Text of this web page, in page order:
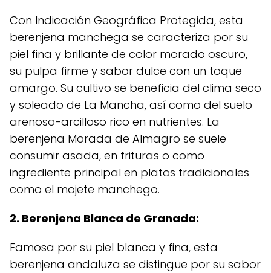
Con Indicación Geográfica Protegida, esta
berenjena manchega se caracteriza por su
piel fina y brillante de color morado oscuro,
su pulpa firme y sabor dulce con un toque
amargo. Su cultivo se beneficia del clima seco
y soleado de La Mancha, así como del suelo
arenoso-arcilloso rico en nutrientes. La
berenjena Morada de Almagro se suele
consumir asada, en frituras o como
ingrediente principal en platos tradicionales
como el mojete manchego.
2. Berenjena Blanca de Granada:
Famosa por su piel blanca y fina, esta
berenjena andaluza se distingue por su sabor